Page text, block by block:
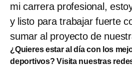
mi carrera profesional,
y listo para trabajar fuerte
sumar al proyecto de
¿Quieres estar al día con los
deportivos? Visita nuestras